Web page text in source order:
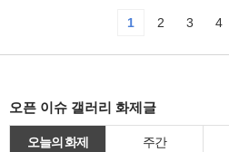
1 2 3 4
오픈 이슈 갤러리 화제글
오늘의 화제 주간